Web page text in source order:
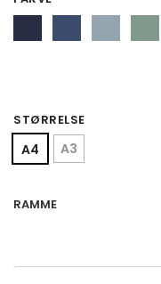
STØRRELSE
A4 A3
RAMME